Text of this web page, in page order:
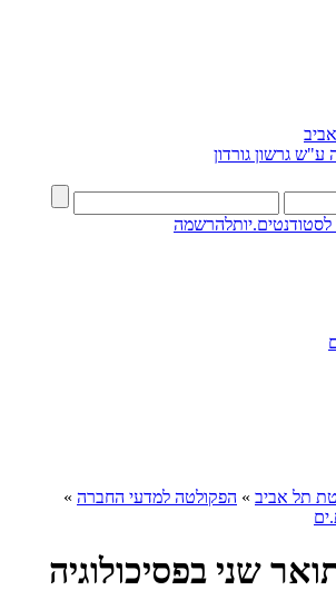
ע"ש גרשון גורדון
לסטודנטים.יותלהרשמה
תל אביב » הפקולטה למדעי החברה »
שני בפסיכולוגיה